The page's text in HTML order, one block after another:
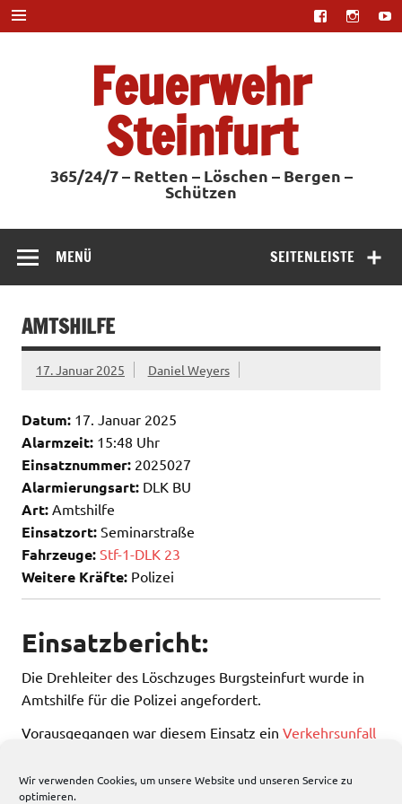
Wir verwenden Cookies, um unsere Website und unseren Service zu
optimieren.
Zum
Inhalt
springen
Feuerwehr
Steinfurt
365/24/7 – Retten – Löschen – Bergen –
Schützen
SEITENLEISTE
MENÜ
AMTSHILFE
17. Januar 2025 Daniel Weyers
Datum: 17. Januar 2025
Alarmzeit: 15:48 Uhr
Einsatznummer: 2025027
Alarmierungsart: DLK BU
Art: Amtshilfe
Einsatzort: Seminarstraße
Fahrzeuge: Stf-1-DLK 23
Weitere Kräfte: Polizei
Einsatzbericht:
Die Drehleiter des Löschzuges Burgsteinfurt wurde in
Amtshilfe für die Polizei angefordert.
Vorausgegangen war diesem Einsatz ein Verkehrsunfall